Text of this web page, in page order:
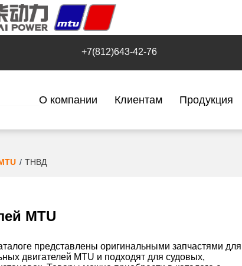
+7(812)643-42-76
О компании Клиентам Продукция
ТНВД
MTU
представлены оригинальными запчастями для
двигателей MTU и подходят для судовых,